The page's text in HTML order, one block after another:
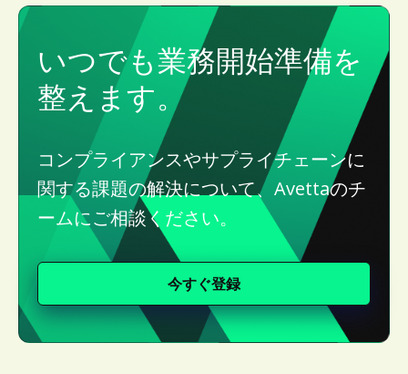
いつでも業務開始準備を
整えます。
コンプライアンスやサプライチェーンに
関する課題の解決について、Avettaのチ
ームにご相談ください。
今すぐ登録